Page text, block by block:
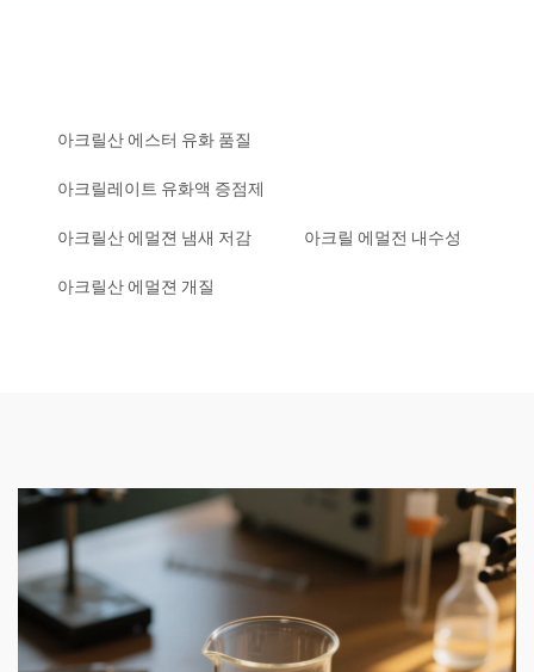
아크릴산 에스터 유화 품질
아크릴레이트 유화액 증점제
아크릴산 에멀젼 냄새 저감 아크릴 에멀전 내수성
아크릴산 에멀젼 개질